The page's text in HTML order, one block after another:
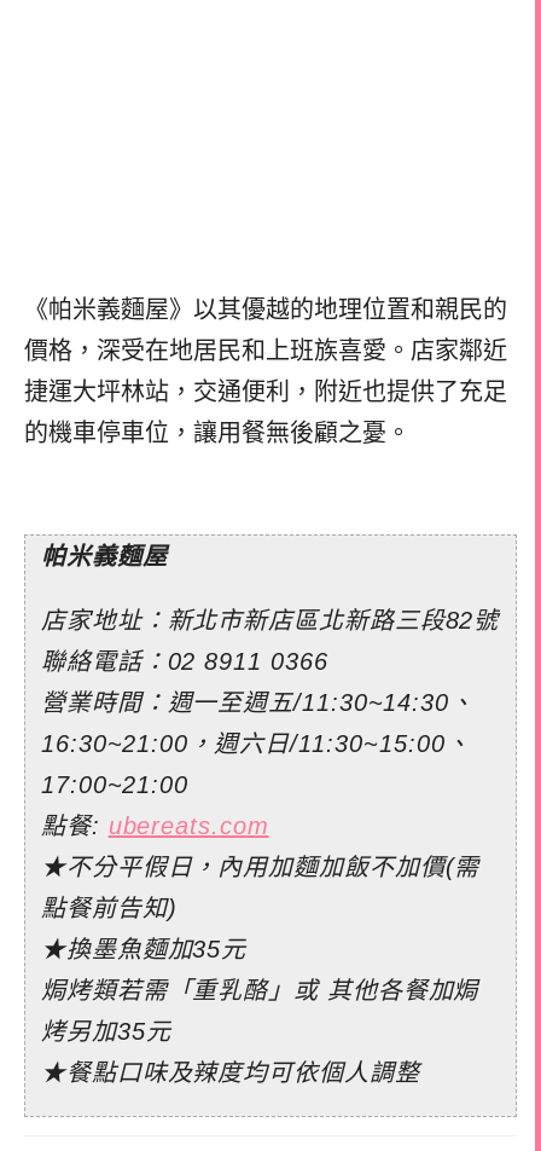
《帕米義麵屋》以其優越的地理位置和親民的
價格，深受在地居民和上班族喜愛。店家鄰近
捷運大坪林站，交通便利，附近也提供了充足
的機車停車位，讓用餐無後顧之憂。
帕米義麵屋
店家地址：新北市新店區北新路三段82號
聯絡電話： 02 8911 0366
營業時間：週一至週五/11:30~14:30、
16:30~21:00，週六日/11:30~15:00、
17:00~21:00
點餐: ubereats.com
★不分平假日，內用加麵加飯不加價(需
點餐前告知)
★換墨魚麵加35元
焗烤類若需「重乳酪」或 其他各餐加焗
烤另加35元
★餐點口味及辣度均可依個人調整